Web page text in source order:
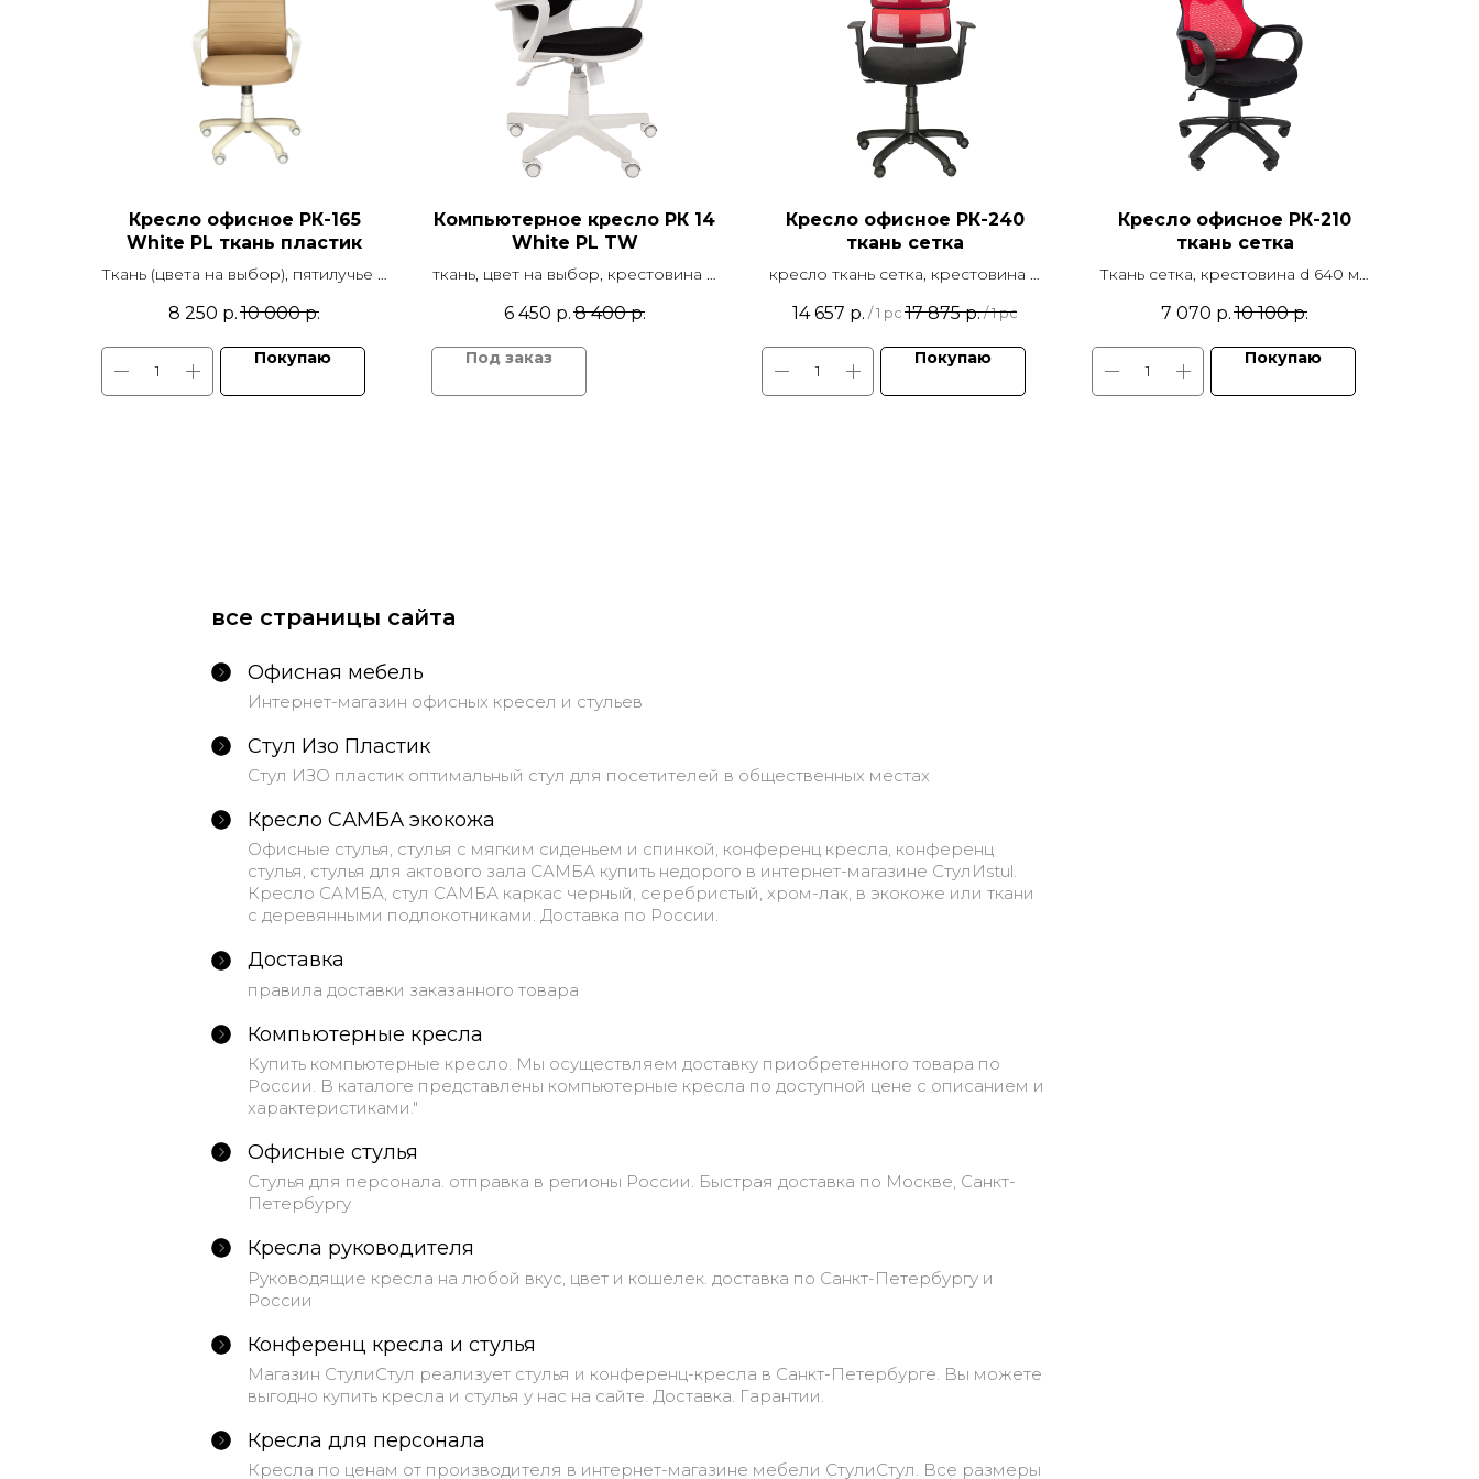
Кресло офисное РК-165
White PL ткань пластик
Ткань (цвета на выбор), пятилучье d
пластик, механизм качания TOP
GUN, ролики белые Ø50
8 250 р. 10 000 р.
Покупаю
Компьютерное кресло РК 14
White PL TW
ткань, цвет на выбор, крестовина d
пластик, механизм качания TOP
GUN, Ролики: Ø50
6 450 р.8 400 р.
Кресло офисное РК-240
ткань сетка
кресло ткань сетка, крестовина d
подлокотник, механизм качания
МТГ
14 657 р. / 1 pc 17 875 р. / 1 pc
Покупаю
Кресло офисное РК-210
ткань сетка
Ткань сетка, крестовина d 640 мм
мягкими накладками, механизм
качания TOP GUN
7 070 р. 10 100 р.
Покупаю
все страницы сайта
Офисная мебель
Интернет-магазин офисных кресел и стульев
Стул Изо Пластик
Стул ИЗО пластик оптимальный стул для посетителей в общественных местах
Кресло САМБА экокожа
Офисные стулья, стулья с мягким сиденьем и спинкой, конференц кресла, конференц
стулья, стулья для актового зала САМБА купить недорого в интернет-магазине СтулИstul.
Кресло САМБА, стул САМБА каркас черный, серебристый, хром-лак, в экокоже или ткани
с деревянными подлокотниками. Доставка по России.
Доставка
правила доставки заказанного товара
Компьютерные кресла
Купить компьютерные кресло. Мы осуществляем доставку приобретенного товара по
России. В каталоге представлены компьютерные кресла по доступной цене с описанием и
характеристиками."
Офисные стулья
Стулья для персонала. отправка в регионы России. Быстрая доставка по Москве, Санкт-
Петербургу
Кресла руководителя
Руководящие кресла на любой вкус, цвет и кошелек. доставка по Санкт-Петербургу и
России
Конференц кресла и стулья
Магазин СтулиСтул реализует стулья и конференц-кресла в Санкт-Петербурге. Вы можете
выгодно купить кресла и стулья у нас на сайте. Доставка. Гарантии.
Кресла для персонала
Кресла по ценам от производителя в интернет-магазине мебели СтулиСтул. Все размеры